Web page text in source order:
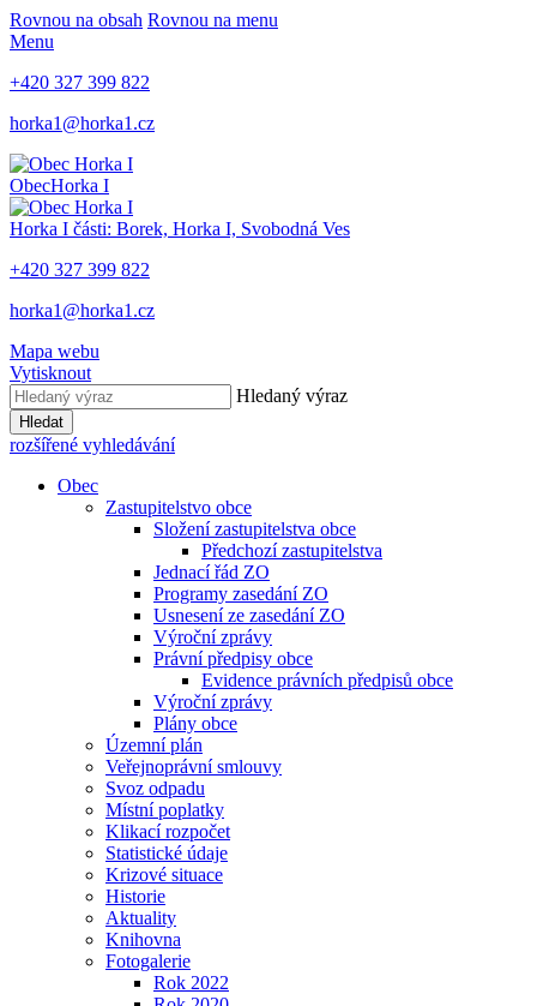
Rovnou na obsah Rovnou na menu
Menu
+420 327 399 822
horka1@horka1.cz
ObecHorka I
Horka I části: Borek, Horka I, Svobodná Ves
+420 327 399 822
horka1@horka1.cz
Mapa webu
Vytisknout
Hledaný výraz
Hledat
rozšířené vyhledávání
Obec
Zastupitelstvo obce
Složení zastupitelstva obce
Předchozí zastupitelstva
Jednací řád ZO
Programy zasedání ZO
Usnesení ze zasedání ZO
Výroční zprávy
Právní předpisy obce
Evidence právních předpisů obce
Výroční zprávy
Plány obce
Územní plán
Veřejnoprávní smlouvy
Svoz odpadu
Místní poplatky
Klikací rozpočet
Statistické údaje
Krizové situace
Historie
Aktuality
Knihovna
Fotogalerie
Rok 2022